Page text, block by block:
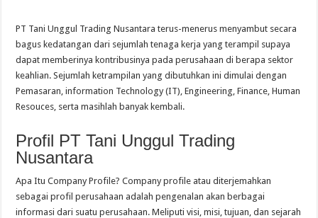
PT Tani Unggul Trading Nusantara terus-menerus menyambut secara
bagus kedatangan dari sejumlah tenaga kerja yang terampil supaya
dapat memberinya kontribusinya pada perusahaan di berapa sektor
keahlian. Sejumlah ketrampilan yang dibutuhkan ini dimulai dengan
Pemasaran, information Technology (IT), Engineering, Finance, Human
Resouces, serta masihlah banyak kembali.
Profil PT Tani Unggul Trading
Nusantara
Apa Itu Company Profile? Company profile atau diterjemahkan
sebagai profil perusahaan adalah pengenalan akan berbagai
informasi dari suatu perusahaan. Meliputi visi, misi, tujuan, dan sejarah